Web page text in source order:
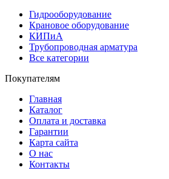
Гидрооборудование
Крановое оборудование
КИПиА
Трубопроводная арматура
Все категории
Покупателям
Главная
Каталог
Оплата и доставка
Гарантии
Карта сайта
О нас
Контакты